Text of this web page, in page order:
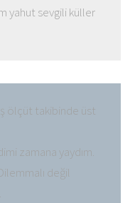
yahut sevgili küller
ölçüt takibinde üst
zamana yaydım.
değil